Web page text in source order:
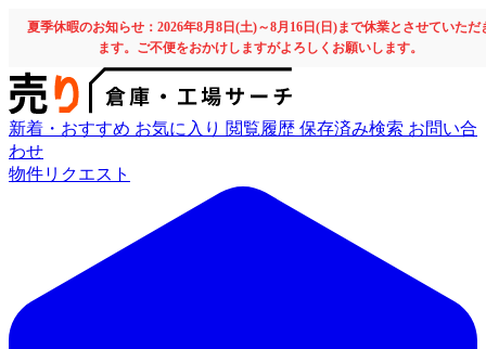
夏季休暇のお知らせ：2026年8月8日(土)～8月16日(日)まで休業とさせていただ
ます。ご不便をおかけしますがよろしくお願いします。
新着・おすすめ お気に入り 閲覧履歴 保存済み検索 お問い合
わせ
物件リクエスト